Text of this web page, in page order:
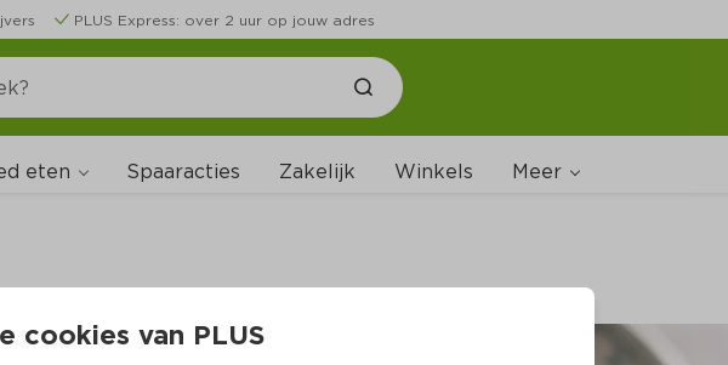
PLUS Express: over 2 uur op jouw adres
eten Spaaracties Zakelijk Winkels Meer
Wijnshop
cookies van PLUS